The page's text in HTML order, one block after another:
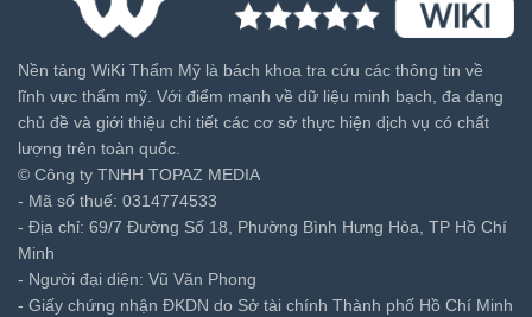
Nền tảng WiKi Thẩm Mỹ là bách khoa tra cứu các thông tin về
lĩnh vực thẩm mỹ. Với điểm mạnh về dữ liệu minh bạch, đa dạng
chủ đề và giới thiệu chi tiết các cơ sở thực hiện dịch vụ có chất
lượng trên toàn quốc.
© Công ty TNHH TOPAZ MEDIA
- Mã số thuế: 0314774533
- Địa chỉ: 69/7 Đường Số 18, Phường Bình Hưng Hòa, TP Hồ Chí
Minh
- Người đại diện: Vũ Văn Phong
- Giấy chứng nhận ĐKDN do Sở tài chính Thành phố Hồ Chí Minh